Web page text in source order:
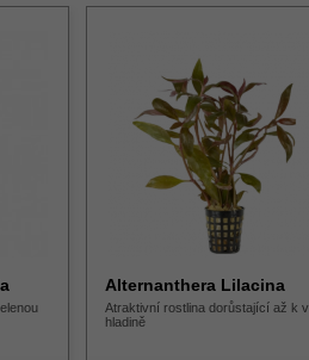
Alternanthera Lilacina
Atraktivní rostlina dorůstající až k
hladině